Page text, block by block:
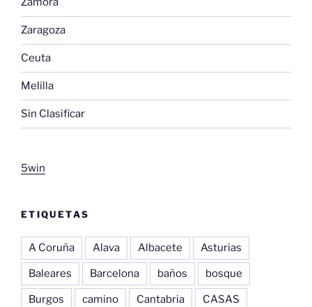
Zaragoza
Ceuta
Melilla
Sin Clasificar
5win
ETIQUETAS
A Coruña Alava Albacete Asturias
Baleares Barcelona baños bosque
Burgos camino Cantabria CASAS